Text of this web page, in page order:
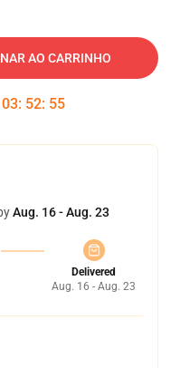
AO CARRINHO
03: 52: 54
Aug. 16 - Aug. 23
Delivered
Aug. 16 - Aug. 23